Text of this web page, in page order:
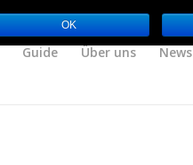
Guide Über uns News
OK